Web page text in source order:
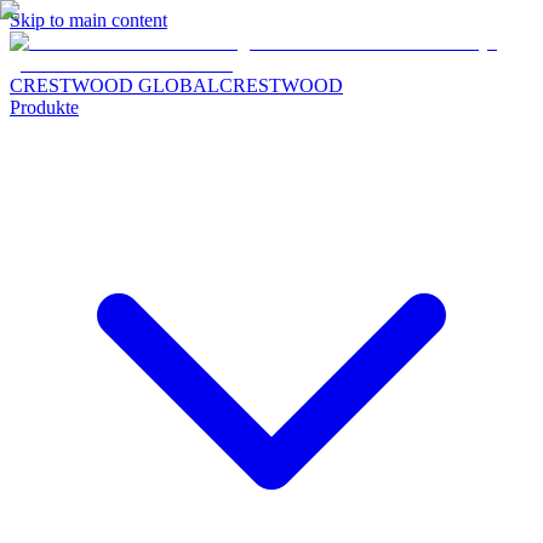
Skip to main content
CRESTWOOD GLOBALCRESTWOOD
Produkte